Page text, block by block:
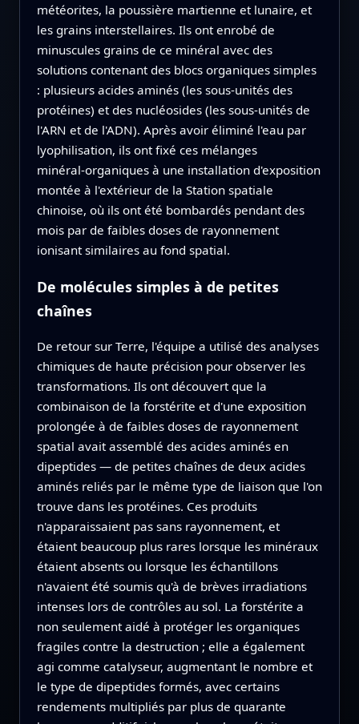
météorites, la poussière martienne et lunaire, et
les grains interstellaires. Ils ont enrobé de
minuscules grains de ce minéral avec des
solutions contenant des blocs organiques simples
: plusieurs acides aminés (les sous‑unités des
protéines) et des nucléosides (les sous‑unités de
l'ARN et de l'ADN). Après avoir éliminé l'eau par
lyophilisation, ils ont fixé ces mélanges
minéral‑organiques à une installation d'exposition
montée à l'extérieur de la Station spatiale
chinoise, où ils ont été bombardés pendant des
mois par de faibles doses de rayonnement
ionisant similaires au fond spatial.
De molécules simples à de petites
chaînes
De retour sur Terre, l'équipe a utilisé des analyses
chimiques de haute précision pour observer les
transformations. Ils ont découvert que la
combinaison de la forstérite et d'une exposition
prolongée à de faibles doses de rayonnement
spatial avait assemblé des acides aminés en
dipeptides — de petites chaînes de deux acides
aminés reliés par le même type de liaison que l'on
trouve dans les protéines. Ces produits
n'apparaissaient pas sans rayonnement, et
étaient beaucoup plus rares lorsque les minéraux
étaient absents ou lorsque les échantillons
n'avaient été soumis qu'à de brèves irradiations
intenses lors de contrôles au sol. La forstérite a
non seulement aidé à protéger les organiques
fragiles contre la destruction ; elle a également
agi comme catalyseur, augmentant le nombre et
le type de dipeptides formés, avec certains
rendements multipliés par plus de quarante